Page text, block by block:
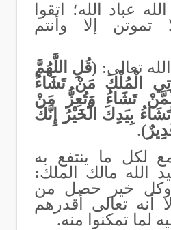
عباد الله؛ اتقوا
تموتن إلا وأنتم
تعالى: (قُلِ اللَّهُمَّ
الْمُلْكَ مَنْ تَشَاءُ
تَشَاءُ وَتُعِزُّ مَنْ
بِيَدِكَ الْخَيْرُ إِنَّكَ
.
لكل ما ينتفع به
الله مالك الملك:
خير حصل من
أنه تعالى أقدرهم
لما تمكنوا منه.